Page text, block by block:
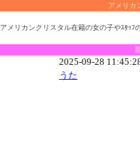
アメリカ
アメリカンクリスタル在籍の女の子やｽﾀｯﾌ
2025-09-28
うた